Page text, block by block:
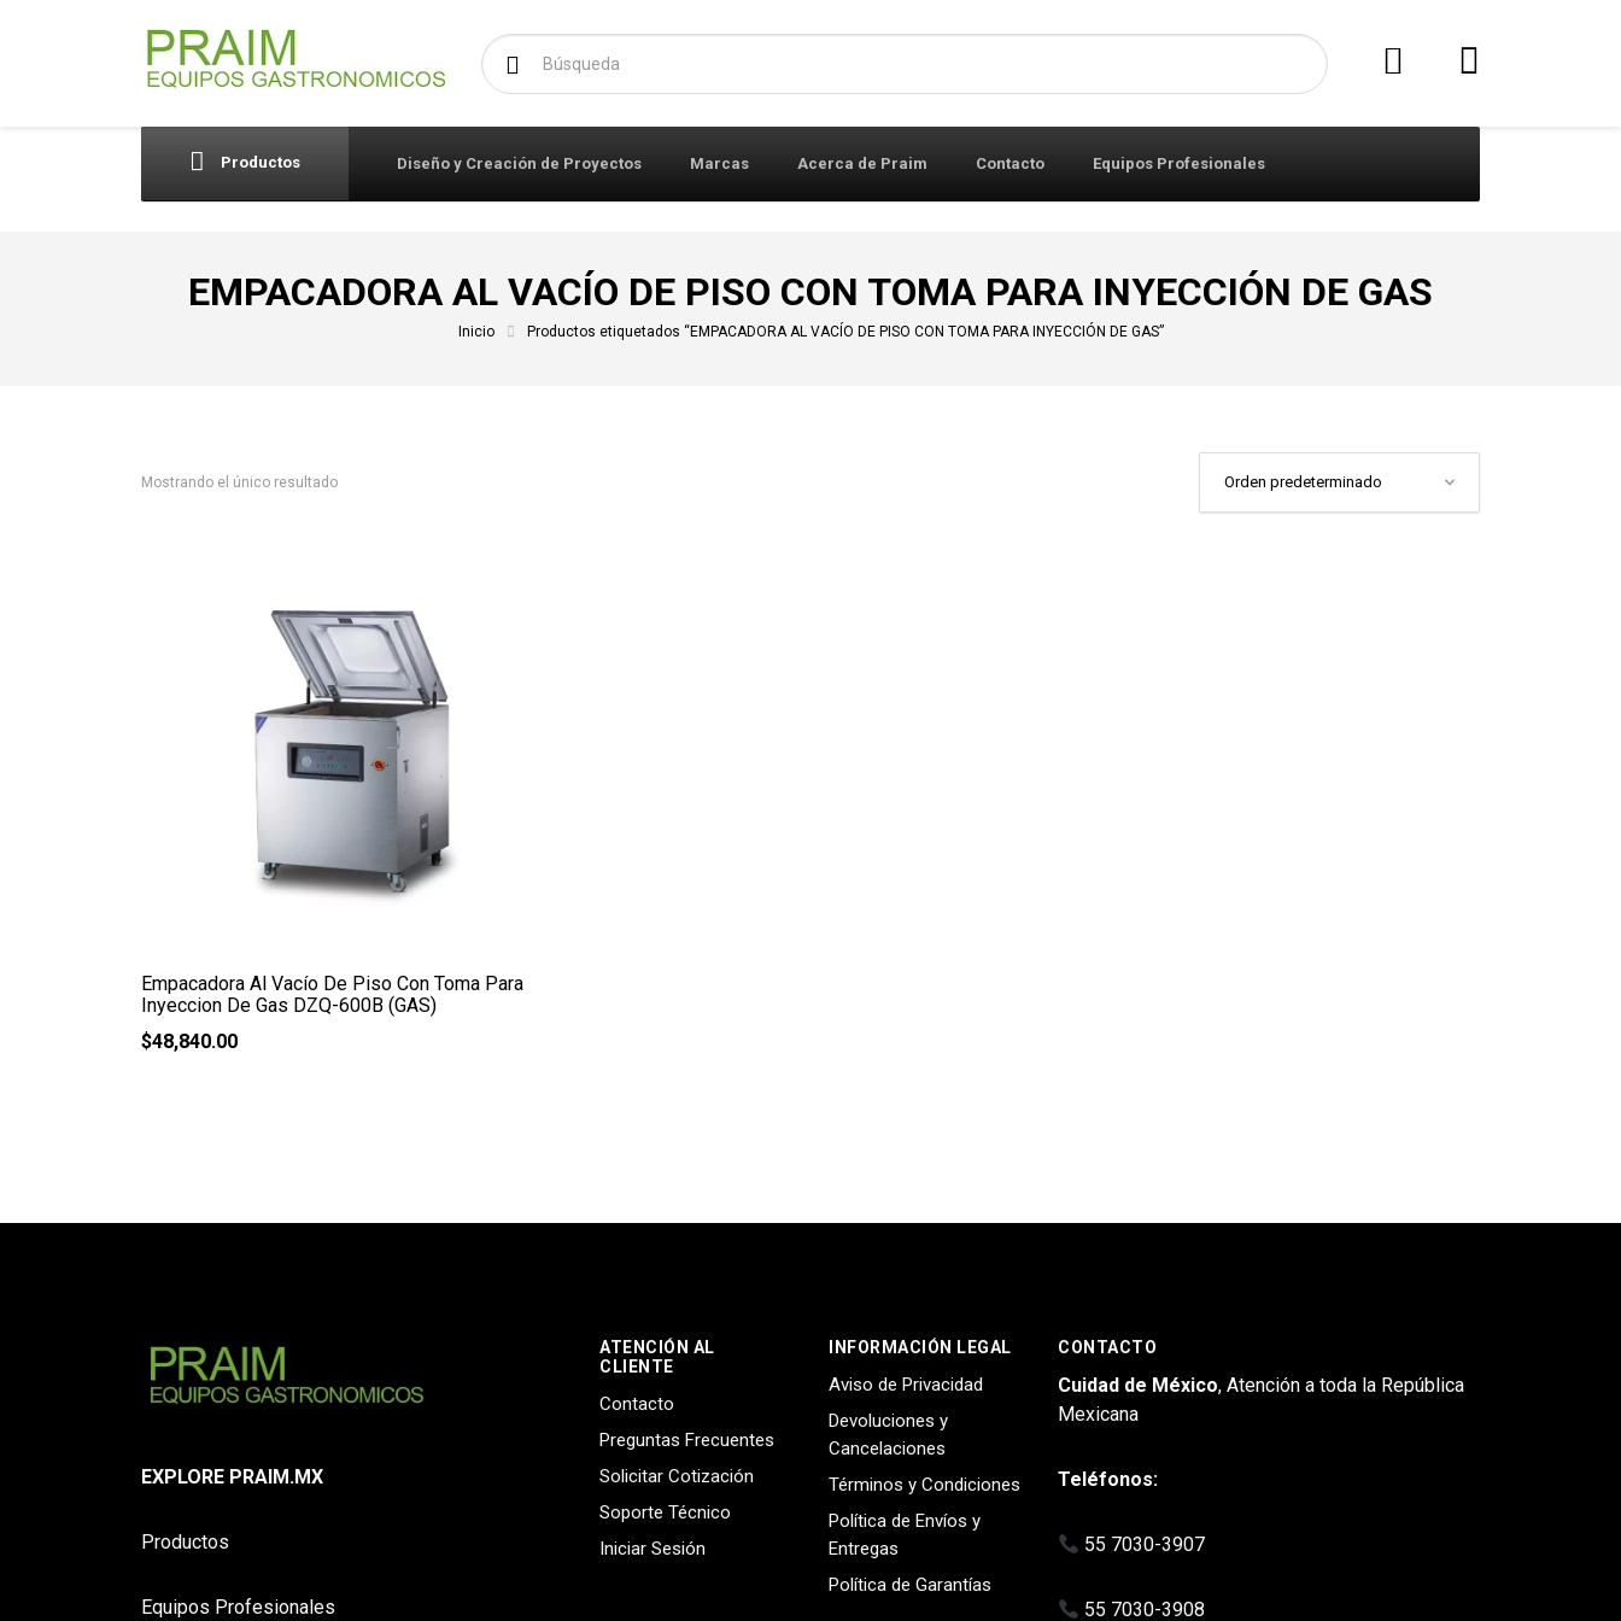
Buscar:
Productos Diseño y Creación de Proyectos Marcas Acerca de Praim Contacto Equipos Profesionales
EMPACADORA AL VACÍO DE PISO CON TOMA PARA INYECCIÓN DE GAS
Inicio Productos etiquetados “EMPACADORA AL VACÍO DE PISO CON TOMA PARA INYECCIÓN DE GAS”
Mostrando el único resultado
Empacadora Al Vacío De Piso Con Toma Para
Inyeccion De Gas DZQ-600B (GAS)
$48,840.00
EXPLORE PRAIM.MX
Productos
Equipos Profesionales
ATENCIÓN AL
CLIENTE
Contacto
Preguntas Frecuentes
Solicitar Cotización
Soporte Técnico
Iniciar Sesión
INFORMACIÓN LEGAL
Aviso de Privacidad
Devoluciones y
Cancelaciones
Términos y Condiciones
Política de Envíos y
Entregas
Política de Garantías
CONTACTO
Cuidad de México, Atención a toda la República
Mexicana
Teléfonos:
55 7030-3907
55 7030-3908